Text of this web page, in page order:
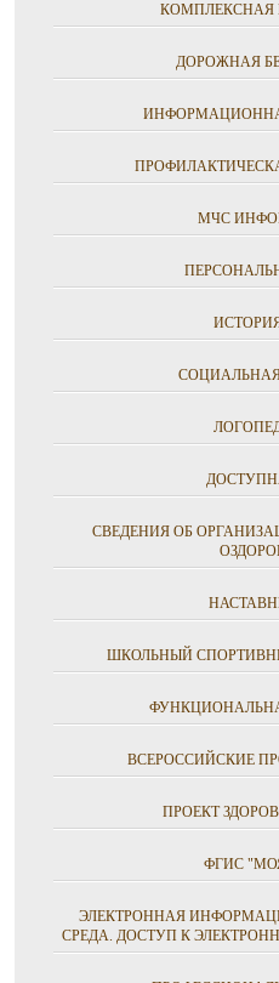
КОМПЛЕКСНАЯ
ДОРОЖНАЯ
МЧС
СВЕДЕНИЯ ОБ
ШКОЛЬНЫЙ
ВСЕРОССИЙСКИЕ
ПРОЕКТ
ФГИС
ЭЛЕКТРОННАЯ
СРЕДА. ДОСТУП К